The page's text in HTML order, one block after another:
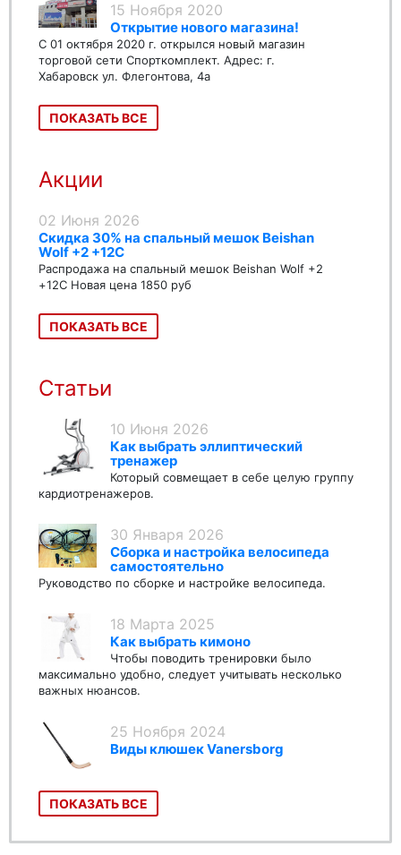
15 Ноября 2020
Открытие нового магазина!
С 01 октября 2020 г. открылся новый магазин
торговой сети Спорткомплект. Адрес: г.
Хабаровск ул. Флегонтова, 4а
ПОКАЗАТЬ ВСЕ
Акции
02 Июня 2026
Скидка 30% на спальный мешок Beishan
Wolf +2 +12C
Распродажа на спальный мешок Beishan Wolf +2
+12C Новая цена 1850 руб
ПОКАЗАТЬ ВСЕ
Статьи
10 Июня 2026
Как выбрать эллиптический
тренажер
Который совмещает в себе целую группу
кардиотренажеров.
30 Января 2026
Сборка и настройка велосипеда
самостоятельно
Руководство по сборке и настройке велосипеда.
18 Марта 2025
Как выбрать кимоно
Чтобы поводить тренировки было
максимально удобно, следует учитывать несколько
важных нюансов.
25 Ноября 2024
Виды клюшек Vanersborg
ПОКАЗАТЬ ВСЕ